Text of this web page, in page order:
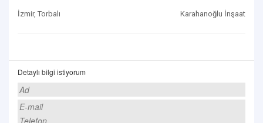
İzmir, Torbalı Karahanoğlu İnşaat
Detaylı bilgi istiyorum